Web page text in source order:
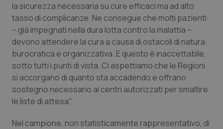
Tumori gastrointestinali
Ulcera & Reflusso
Vaccini
la sicurezza necessaria su cure efficaci ma ad alto
tasso di complicanze. Ne consegue che molti pazienti
– già impegnati nella dura lotta contro la malattia –
devono attendere la cura a causa di ostacoli di natura
burocratica e organizzativa. E questo è inaccettabile,
sotto tutti i punti di vista. Ci aspettiamo che le Regioni
si accorgano di quanto sta accadendo e offrano
sostegno necessario ai centri autorizzati per smaltire
le liste di attesa".
Nel campione, non statisticamente rappresentativo, di